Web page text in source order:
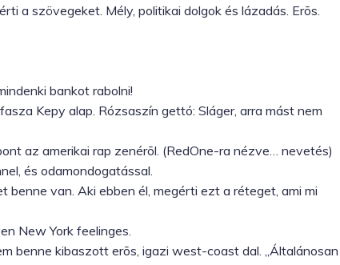
a szövegeket. Mély, politikai dolgok és lázadás. Erõs.
bankot rabolni!
Kepy alap. Rózsaszín gettó: Sláger, arra mást nem
az amerikai rap zenérõl. (RedOne-ra nézve… nevetés)
és odamondogatással.
benne van. Aki ebben él, megérti ezt a réteget, ami mi
New York feelinges.
benne kibaszott erõs, igazi west-coast dal. „Általánosan